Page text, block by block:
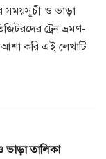
সময়সূচী ও ভাড়া
ট্রেন ভ্রমণ-
করি এই লেখাটি
ভাড়া তালিকা